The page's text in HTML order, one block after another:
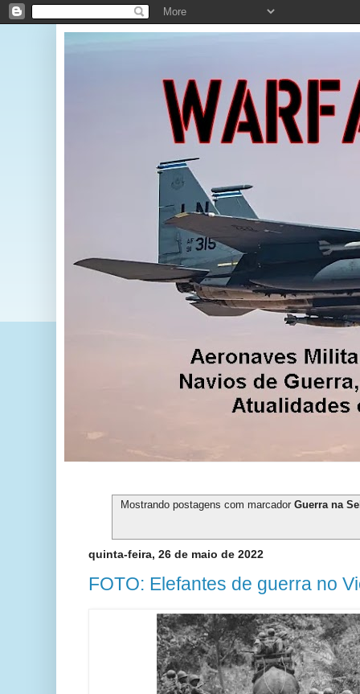
Mostrando postagens com marcador Guerra na
quinta-feira, 26 de maio de 2022
FOTO: Elefantes de guerra no